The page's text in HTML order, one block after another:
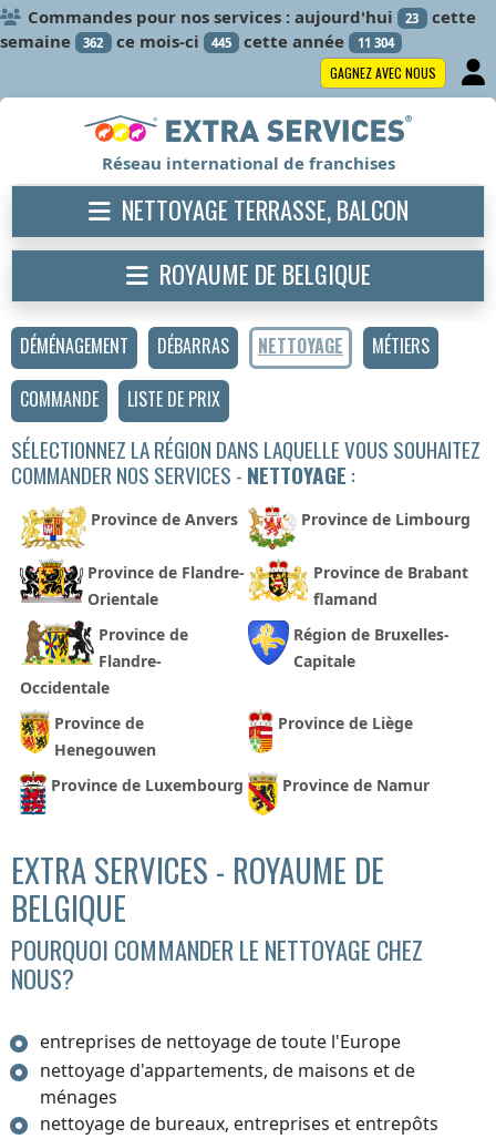
Commandes pour nos services : aujourd'hui 23 cette
semaine
362 ce mois-ci 445 cette année 11 304
GAGNEZ AVEC NOUS
DÉMÉNAGEMENT DÉBARRAS NETTOYAGE
MÉTIERS
COMMANDE
LISTE DE PRIX
SÉLECTIONNEZ LA RÉGION DANS LAQUELLE VOUS SOUHAITEZ
COMMANDER NOS SERVICES - NETTOYAGE :
Province de Anvers Province de Limbourg
Province de Flandre-
Orientale
Province de Brabant
flamand
Province de
Flandre-
Occidentale
Région de Bruxelles-
Capitale
Province de
Henegouwen
Province de Liège
Province de Luxembourg Province de Namur
EXTRA SERVICES - ROYAUME DE
BELGIQUE
POURQUOI COMMANDER LE NETTOYAGE CHEZ
NOUS?
entreprises de nettoyage de toute l'Europe
nettoyage d'appartements, de maisons et de
ménages
nettoyage de bureaux, entreprises et entrepôts
Réseau international de franchises
NETTOYAGE TERRASSE, BALCON
ROYAUME DE BELGIQUE